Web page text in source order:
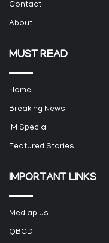
Contact
About
MUST READ
Home
Breaking News
IM Special
Featured Stories
IMPORTANT LINKS
Mediaplus
QBCD